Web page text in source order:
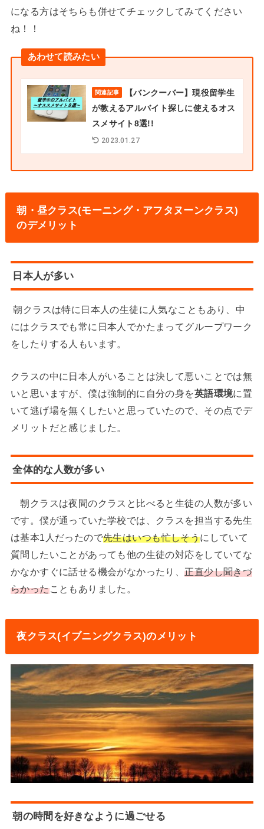
になる方はそちらも併せてチェックしてみてください
ね！！
あわせて読みたい
関連記事
【バンクーバー】現役留学生
が教えるアルバイト探しに使えるオス
スメサイト8選!!
2023.01.27
朝・昼クラス(モーニング・アフタヌーンクラス)
のデメリット
日本人が多い
朝クラスは特に日本人の生徒に人気なこともあり、中
にはクラスでも常に日本人でかたまってグループワーク
をしたりする人もいます。
クラスの中に日本人がいることは決して悪いことでは無
いと思いますが、僕は強制的に自分の身を英語環境に置
いて逃げ場を無くしたいと思っていたので、その点でデ
メリットだと感じました。
全体的な人数が多い
朝クラスは夜間のクラスと比べると生徒の人数が多い
です。僕が通っていた学校では、クラスを担当する先生
は基本1人だったので先生はいつも忙しそうにしていて
質問したいことがあっても他の生徒の対応をしていてな
かなかすぐに話せる機会がなかったり、正直少し聞きづ
らかったこともありました。
夜クラス(イブニングクラス)のメリット
朝の時間を好きなように過ごせる